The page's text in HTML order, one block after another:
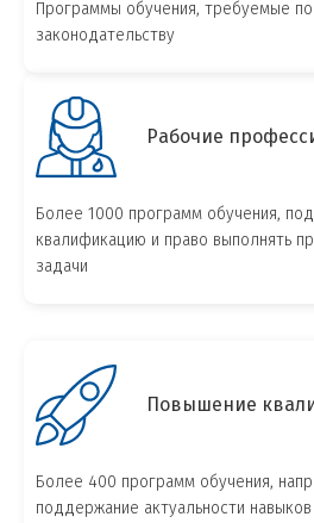
Программы обучения, требуемые
законодательству
Рабочие
Более 1000 программ обучения,
квалификацию и право выполнять
задачи
Повышение
Более 400 программ обучения,
поддержание актуальности